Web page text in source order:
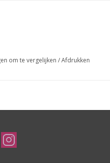
om te vergelijken /Afdrukken